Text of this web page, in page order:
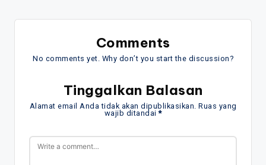
Comments
No comments yet. Why don’t you start the discussion?
Tinggalkan Balasan
Alamat email Anda tidak akan dipublikasikan. Ruas yang
wajib ditandai*